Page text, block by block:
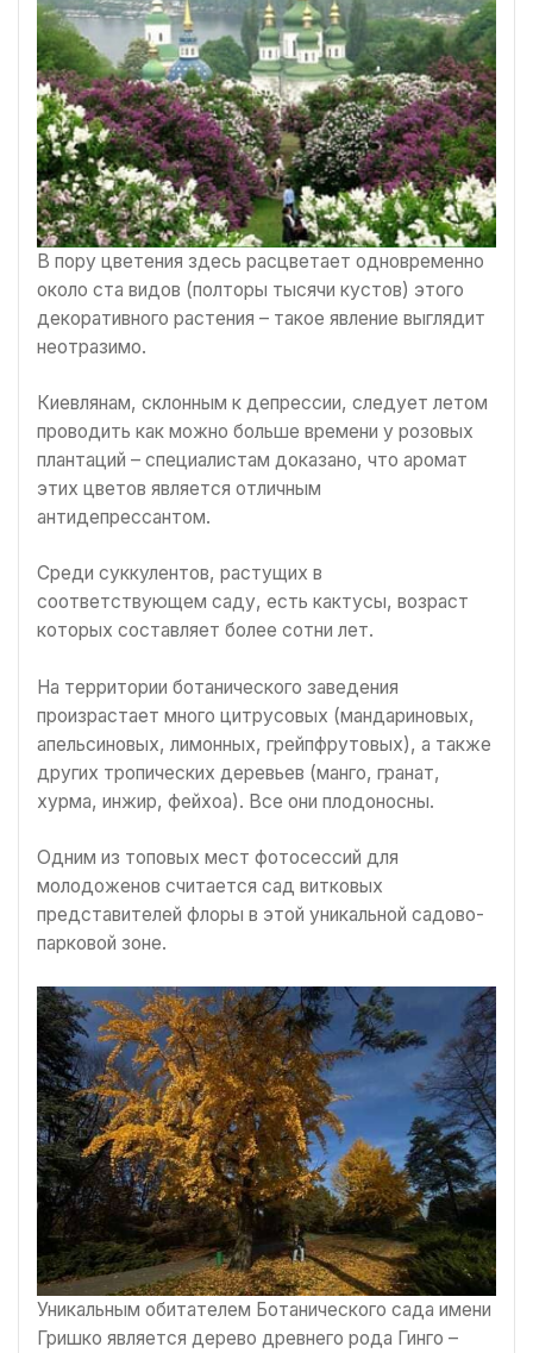
В пору цветения здесь расцветает одновременно
около ста видов (полторы тысячи кустов) этого
декоративного растения – такое явление выглядит
неотразимо.
Киевлянам, склонным к депрессии, следует летом
проводить как можно больше времени у розовых
плантаций – специалистам доказано, что аромат
этих цветов является отличным
антидепрессантом.
Среди суккулентов, растущих в
соответствующем саду, есть кактусы, возраст
которых составляет более сотни лет.
На территории ботанического заведения
произрастает много цитрусовых (мандариновых,
апельсиновых, лимонных, грейпфрутовых), а также
других тропических деревьев (манго, гранат,
хурма, инжир, фейхоа). Все они плодоносны.
Одним из топовых мест фотосессий для
молодоженов считается сад витковых
представителей флоры в этой уникальной садово-
парковой зоне.
Уникальным обитателем Ботанического сада имени
Гришко является дерево древнего рода Гинго –